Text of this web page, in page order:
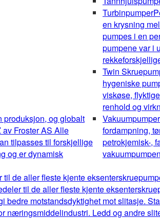
produksjon, og globalt
Froster AS Alle
tilpasses til forskjellige
og er dynamisk
Turbinpumper
en krysning
pumpes i en
pumpene var i
Twin
hygeniske
viskøse,
renhold og
Vakuumpumper
fordampning,
petrokjemisk-,
de aller fleste kjente
til de aller fleste kjente
bedre motstandsdyktighet mot slitasje.
næringsmiddelindustri. Ledd og andre